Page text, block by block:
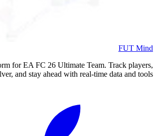
FUT Mind
for EA FC 26 Ultimate Team. Track players,
and stay ahead with real-time data and tools.